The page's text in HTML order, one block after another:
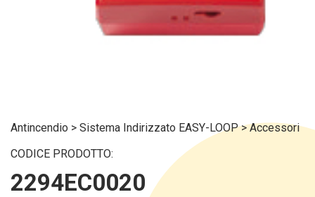
Antincendio > Sistema Indirizzato EASY-LOOP>Accessori
CODICE PRODOTTO:
2294EC0020